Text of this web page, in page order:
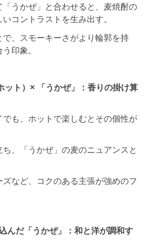
うかぜ」と合わせると、麦焼酎の
コントラストを生み出す。
、スモーキーさがより輪郭を持
印象。
ト）× 「うかぜ」：香りの掛け算
も、ホットで楽しむとその個性が
、「うかぜ」の麦のニュアンスと
など、コクのある主張が強めのフ
んだ「うかぜ」：和と洋が調和す